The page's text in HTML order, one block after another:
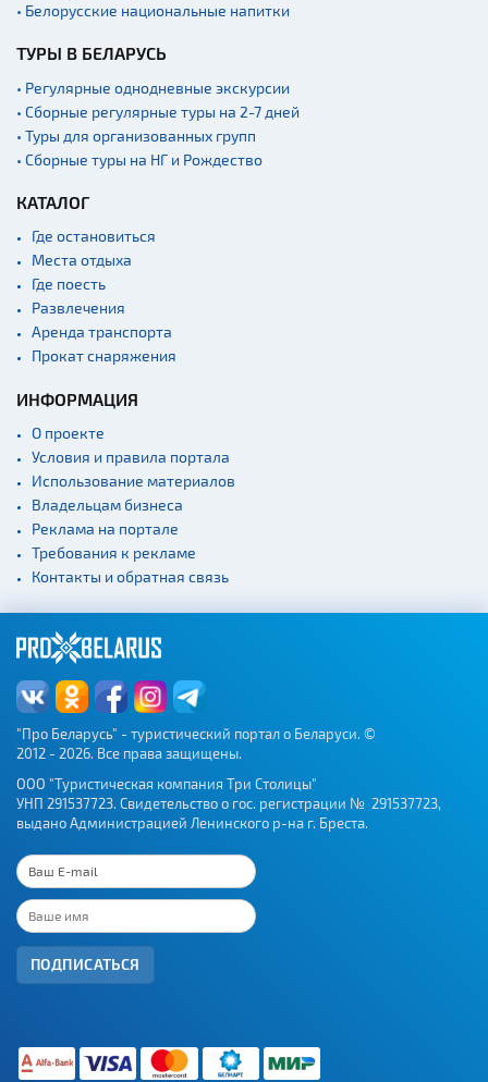
• Белорусские национальные напитки
ТУРЫ В БЕЛАРУСЬ
• Регулярные однодневные экскурсии
• Сборные регулярные туры на 2-7 дней
• Туры для организованных групп
• Сборные туры на НГ и Рождество
КАТАЛОГ
Где остановиться
Места отдыха
Где поесть
Развлечения
Аренда транспорта
Прокат снаряжения
ИНФОРМАЦИЯ
О проекте
Условия и правила портала
Использование материалов
Владельцам бизнеса
Реклама на портале
Требования к рекламе
Контакты и обратная связь
"Про Беларусь" - туристический портал о Беларуси. ©
2012 - 2026. Все права защищены.
ООО "Туристическая компания Три Столицы"
УНП 291537723. Свидетельство о гос. регистрации № 291537723,
выдано Администрацией Ленинского р-на г. Бреста.
ПОДПИСАТЬСЯ